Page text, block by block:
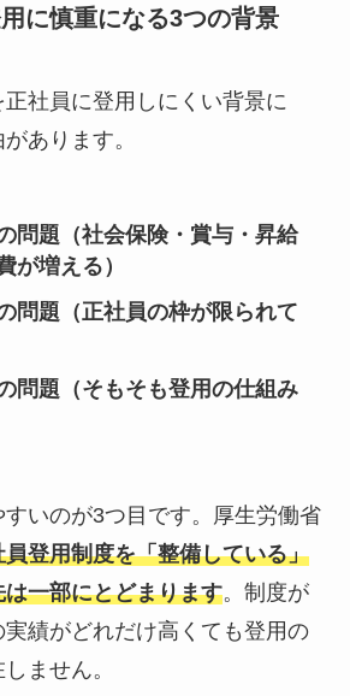
に慎重になる3つの背景
社員に登用しにくい背景に
あります。
問題（社会保険・賞与・昇給
が増える）
問題（正社員の枠が限られて
問題（そもそも登用の仕組み
いのが3つ目です。厚生労働省
員登用制度を「整備している」
一部にとどまります。制度が
績がどれだけ高くても登用の
ません。